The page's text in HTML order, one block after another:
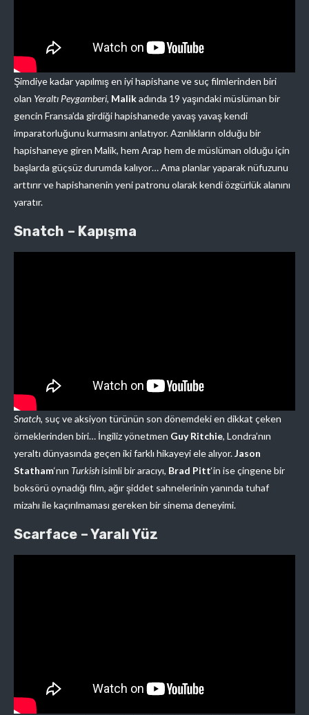
Şimdiye kadar yapılmış en iyi hapishane ve suç filmlerinden biri
olan Yeraltı Peygamberi, Malikadında 19 yaşındaki müslüman bir
gencin Fransa’da girdiği hapishanede yavaş yavaş kendi
imparatorluğunu kurmasını anlatıyor. Azınlıkların olduğu bir
hapishaneye giren Malik, hem Arap hem de müslüman olduğu için
başlarda güçsüz durumda kalıyor… Ama planlar yaparak nüfuzunu
arttırır ve hapishanenin yeni patronu olarak kendi özgürlük alanını
yaratır.
Snatch – Kapışma
Snatch, suç ve aksiyon türünün son dönemdeki en dikkat çeken
örneklerinden biri… İngiliz yönetmen Guy Ritchie, Londra’nın
yeraltı dünyasında geçen iki farklı hikayeyi ele alıyor.Jason
Statham‘nın Turkishisimli bir aracıyı, Brad Pitt‘in ise çingene bir
boksörü oynadığı film, ağır şiddet sahnelerinin yanında tuhaf
mizahı ile kaçırılmaması gereken bir sinema deneyimi.
Scarface – Yaralı Yüz